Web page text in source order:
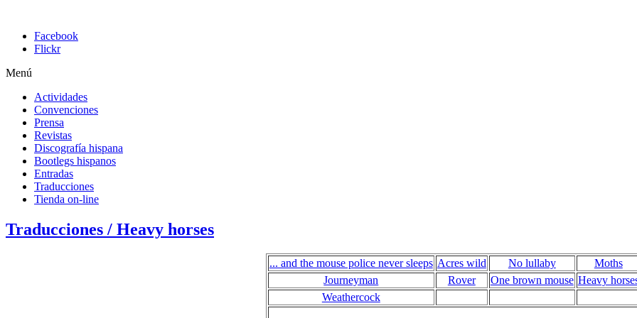
Facebook
Flickr
Menú
Actividades
Convenciones
Prensa
Revistas
Discografía hispana
Bootlegs hispanos
Entradas
Traducciones
Tienda on-line
Traducciones / Heavy horses
... and the mouse police never sleeps Acres wild No lullaby
Moths
Journeyman
Rover One brown mouse Heavy
Weathercock